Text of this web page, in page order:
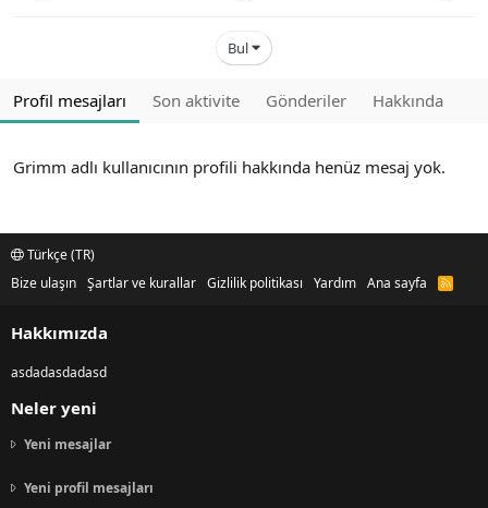
Bul
Profil mesajları Son aktivite Gönderiler Hakkında
Grimm adlı kullanıcının profili hakkında henüz mesaj yok.
Türkçe (TR)
Bize ulaşın Şartlar ve kurallar Gizlilik politikası Yardım Ana sayfa
R
Hakkımızda
asdadasdadasd
Neler yeni
Yeni mesajlar
Yeni profil mesajları